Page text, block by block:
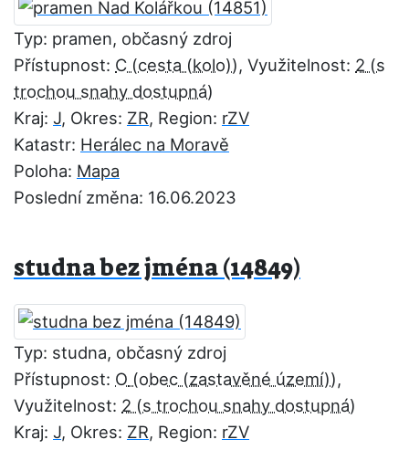
Typ: pramen, občasný zdroj
Přístupnost: C , Využitelnost: 2
Kraj: J, Okres: ZR, Region: rZV
Katastr: Herálec na Moravě
Poloha: Mapa
Poslední změna: 16.06.2023
studna bez jména (14849)
Typ: studna, občasný zdroj
Přístupnost: O
,
Využitelnost: 2
Kraj: J, Okres: ZR, Region: rZV